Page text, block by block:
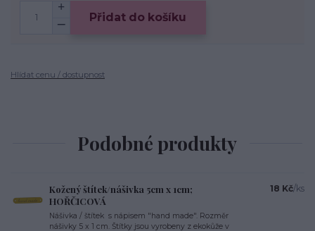
Přidat do košíku
Hlídat cenu / dostupnost
Podobné produkty
Kožený štítek/nášivka 5cm x 1cm;
HOŘČICOVÁ
Nášivka / štítek s nápisem "hand made". Rozměr
nášivky 5 x 1 cm. Štítky jsou vyrobeny z ekokůže v
18 Kč/ks